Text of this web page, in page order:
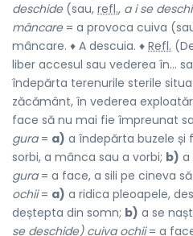
deschide(sau, refl., a i se
mâncare= a provoca cuiva
mâncare. ♦ A descuia. ♦ Refl.
liber accesul sau vederea în...
îndepărta terenurile sterile
zăcământ, în vederea
face să nu mai fie împreunat
gura= a) a îndepărta buzele și
sorbi, a mânca sau a vorbi; b) a
gura= a face, a sili pe cineva
ochii= a) a ridica pleoapele,
deștepta din somn; b) a se
se deschide) cuiva ochii= a